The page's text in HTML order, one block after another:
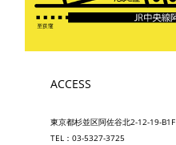
ACCESS
東京都杉並区阿佐谷北2-12-19-B1F
TEL：03-5327-3725